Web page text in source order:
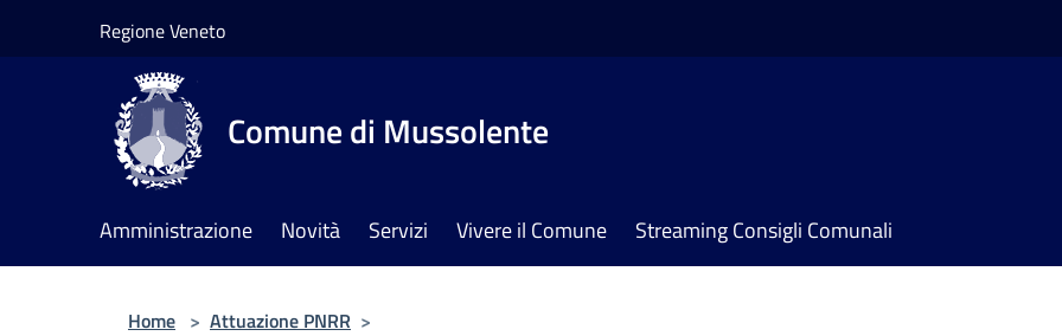
Regione Veneto
Comune di Mussolente
Amministrazione Novità Servizi Vivere il Comune Streaming Consigli Comunali
Home > Attuazione PNRR >